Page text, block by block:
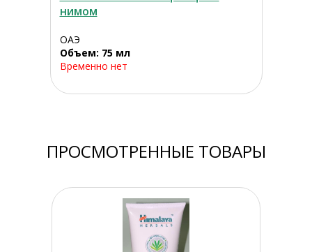
нимом
ОАЭ
Объем: 75 мл
Временно нет
ПРОСМОТРЕННЫЕ ТОВАРЫ